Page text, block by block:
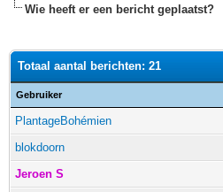
Wie heeft er een bericht geplaatst?
Totaal aantal berichten: 21
Gebruiker
PlantageBohémien
blokdoorn
Jeroen S